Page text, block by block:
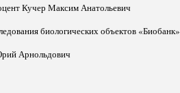
Кучер Максим Анатольевич
биологических объектов «Биобанк»
Арнольдович